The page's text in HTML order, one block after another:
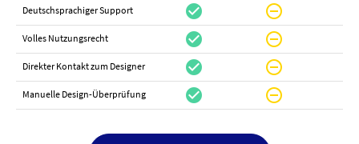
Deutschsprachiger Support check_circle do_not_disturb_on
Volles Nutzungsrecht check_circle do_not_disturb_on
Direkter Kontakt zum Designer check_circle do_not_disturb_on
Manuelle Design-Überprüfung check_circle do_not_disturb_on